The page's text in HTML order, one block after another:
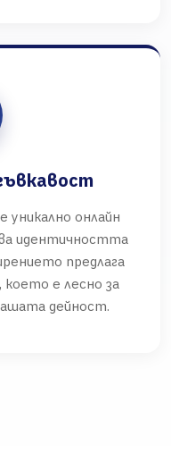
уникално онлайн
идентичността
предлага
което е лесно за
дейност.